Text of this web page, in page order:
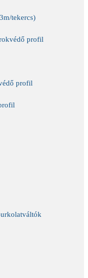
tekercs)
profil
profil